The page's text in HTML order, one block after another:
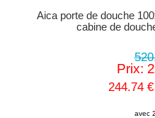
Aica porte de douche
cabine de
Prix:
244.74